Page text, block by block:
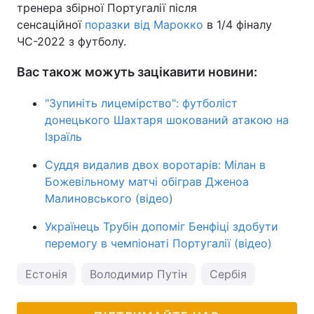
тренера збірної Португалії після
сенсаційної поразки від Марокко в 1/4 фіналу
ЧС-2022 з футболу.
Вас також можуть зацікавити новини:
"Зупиніть лицемірство": футболіст
донецького Шахтаря шокований атакою на
Ізраїль
Суддя видалив двох воротарів: Мілан в
Божевільному матчі обіграв Дженоа
Малиновського (відео)
Українець Трубін допоміг Бенфіці здобути
перемогу в чемпіонаті Португалії (відео)
Естонія Володимир Путін Сербія